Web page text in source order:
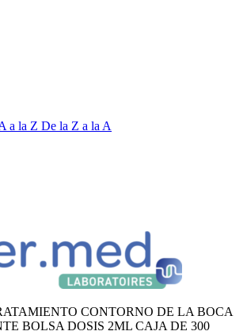
a la Z De la Z a la A
CONTORNO DE LA BOCA
BOLSA DOSIS 2ML CAJA DE 300